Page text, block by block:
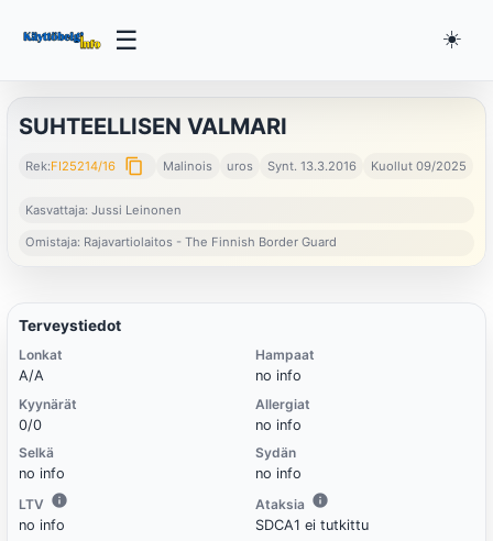
☰ ☀️
SUHTEELLISEN VALMARI
Rek:FI25214/16 content_copy Malinois uros Synt. 13.3.2016 Kuollut 09/2025
Kasvattaja: Jussi Leinonen
Omistaja: Rajavartiolaitos - The Finnish Border Guard
Terveystiedot
Lonkat
A/A
Kyynärät
0/0
Selkä
no info
LTV
no info
Hampaat
no info
Allergiat
no info
Sydän
no info
Ataksia
SDCA1 ei tutkittu